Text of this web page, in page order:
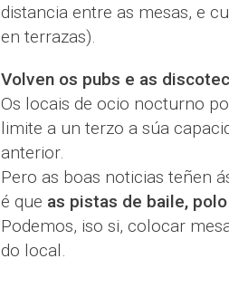
distancia entre as mesas, e
en terrazas).
Volven os pubs e as
Os locais de ocio nocturno
limite a un terzo a súa
anterior.
Pero as boas noticias teñen
é que as pistas de baile,
Podemos, iso si, colocar
do local.